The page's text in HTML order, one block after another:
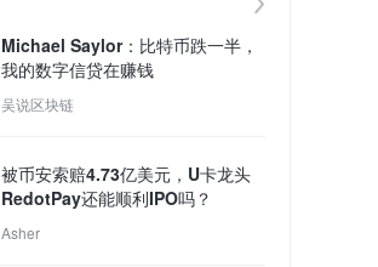
Michael Saylor：比特币跌一半，
我的数字信贷在赚钱
吴说区块链
被币安索赔4.73亿美元，U卡龙头
RedotPay还能顺利IPO吗？
Asher